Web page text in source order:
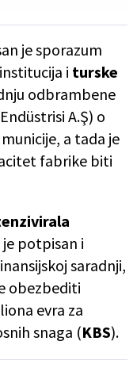
je sporazum
i turske
odbrambene
A.Ş) o
a tada je
fabrike biti
je potpisan i
saradnji,
obezbediti
evra za
snaga (KBS).